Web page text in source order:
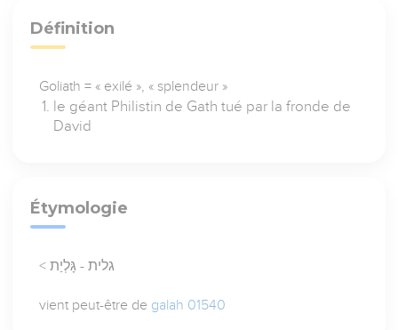
Définition
Goliath = « exilé », « splendeur »
le géant Philistin de Gath tué par la fronde de
David
Étymologie
< גלית - גָּלְיַת
vient peut-être de galah 01540